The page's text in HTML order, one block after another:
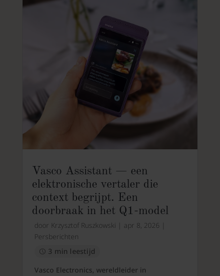
Vasco Assistant — een
elektronische vertaler die
context begrijpt. Een
doorbraak in het Q1-model
door Krzysztof Ruszkowski apr 8, 2026
Persberichten
3 min leestijd
Vasco Electronics, wereldleider in